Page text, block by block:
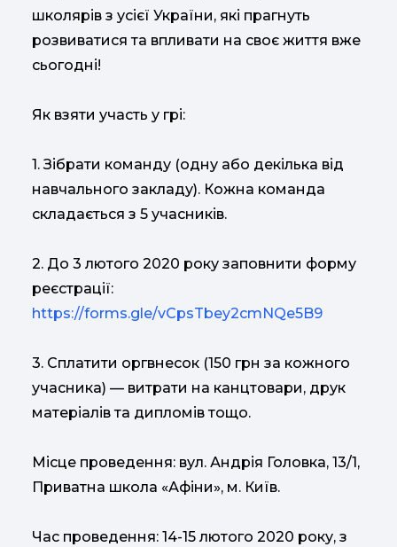
школярів з усієї України, які прагнуть
розвиватися та впливати на своє життя вже
сьогодні!
Як взяти участь у грі:
1. Зібрати команду (одну або декілька від
навчального закладу). Кожна команда
складається з 5 учасників.
2. До 3 лютого 2020 року заповнити форму
реєстрації:
https://forms.gle/vCpsTbey2cmNQe5B9
3. Сплатити оргвнесок (150 грн за кожного
учасника) — витрати на канцтовари, друк
матеріалів та дипломів тощо.
Місце проведення: вул. Андрія Головка, 13/1,
Приватна школа «Афіни», м. Київ.
Час проведення: 14-15 лютого 2020 року, з